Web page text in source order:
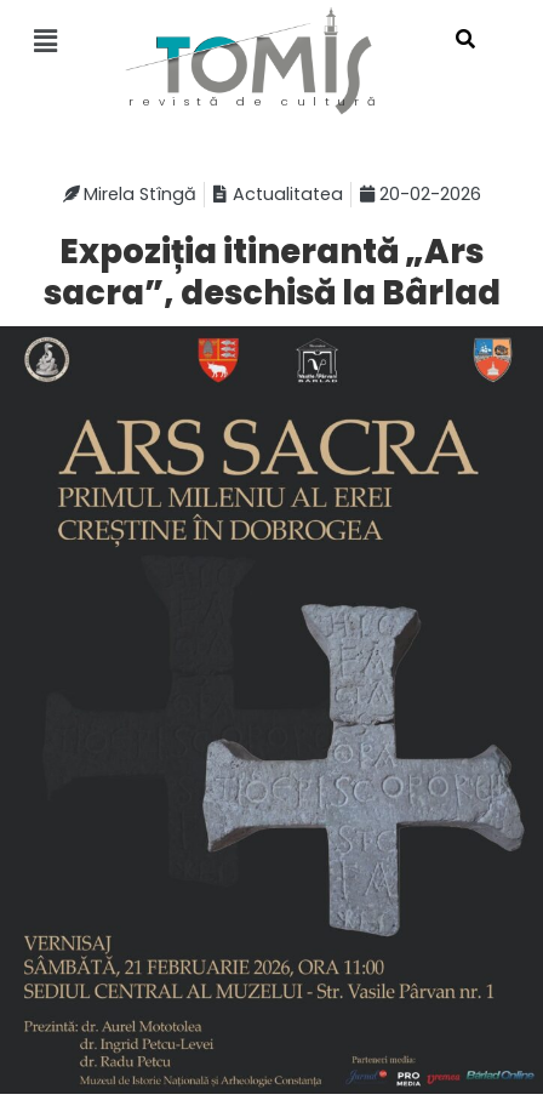
revistă de cultură
Mirela Stîngă Actualitatea 20-02-2026
Expoziția itinerantă „Ars
sacra”, deschisă la Bârlad